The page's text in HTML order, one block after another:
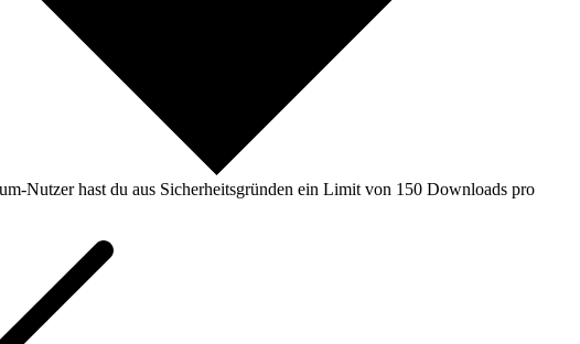
Nutzer hast du aus Sicherheitsgründen ein Limit von 150 Downloads pro